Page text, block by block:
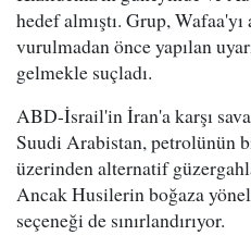
hedef almıştı. Grup,
vurulmadan önce yapılan
gelmekle suçladı.
ABD-İsrail'in İran'a karşı
Suudi Arabistan, petrolünün
üzerinden alternatif
Ancak Husilerin boğaza
seçeneği de sınırlandırıyor.